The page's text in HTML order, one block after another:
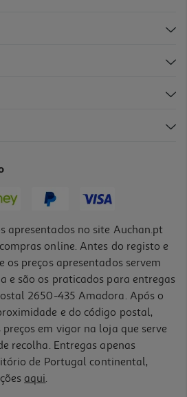
apresentados no site Auchan.pt
online. Antes do registo e
os preços apresentados servem
e são os praticados para entregas
2650-435 Amadora. Após o
e do código postal,
em vigor na loja que serve
recolha. Entregas apenas
de Portugal continental,
aqui.